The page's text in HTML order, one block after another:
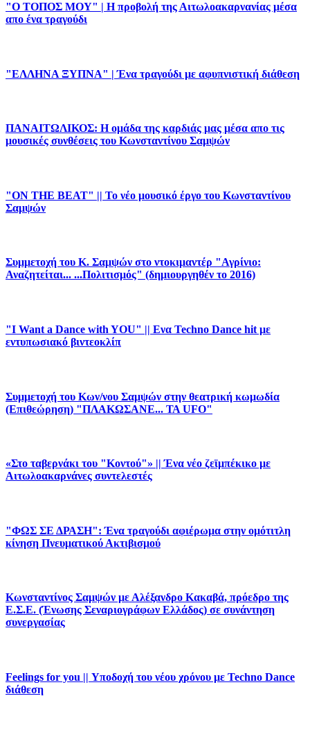
"Ο ΤΟΠΟΣ ΜΟΥ" | Η προβολή της Αιτωλοακαρνανίας μέσα
απο ένα τραγούδι
"ΕΛΛΗΝΑ ΞΥΠΝΑ" | Ένα τραγούδι με αφυπνιστική διάθεση
ΠΑΝΑΙΤΩΛΙΚΟΣ: Η ομάδα της καρδιάς μας μέσα απο τις
μουσικές συνθέσεις του Κωνσταντίνου Σαμψών
"ON THE BEAT" || Το νέο μουσικό έργο του Κωνσταντίνου
Σαμψών
Συμμετοχή του Κ. Σαμψών στο ντοκιμαντέρ "Αγρίνιο:
Αναζητείται... ...Πολιτισμός" (δημιουργηθέν το 2016)
"I Want a Dance with YOU" || Ενα Techno Dance hit με
εντυπωσιακό βιντεοκλίπ
Συμμετοχή του Κων/νου Σαμψών στην θεατρική κωμωδία
(Επιθεώρηση) "ΠΛΑΚΩΣΑΝΕ... ΤΑ UFO"
«Στο ταβερνάκι του "Κοντού"» || Ένα νέο ζεϊμπέκικο με
Αιτωλοακαρνάνες συντελεστές
"ΦΩΣ ΣΕ ΔΡΑΣΗ": Ένα τραγούδι αφιέρωμα στην ομότιτλη
κίνηση Πνευματικού Ακτιβισμού
Κωνσταντίνος Σαμψών με Αλέξανδρο Κακαβά, πρόεδρο της
Ε.Σ.Ε. (Ένωσης Σεναριογράφων Ελλάδος) σε συνάντηση
συνεργασίας
Feelings for you || Υποδοχή του νέου χρόνου με Techno Dance
διάθεση